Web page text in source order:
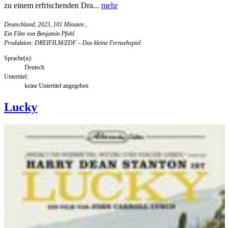
zu einem erfrischenden Dra... mehr
Deutschland, 2023, 101 Minuten ,
Ein Film von Benjamin Pfohl
Produktion: DREIFILM/ZDF – Das kleine Fernsehspiel
Sprache(n):
Deutsch
Untertitel:
keine Untertitel angegeben
Lucky